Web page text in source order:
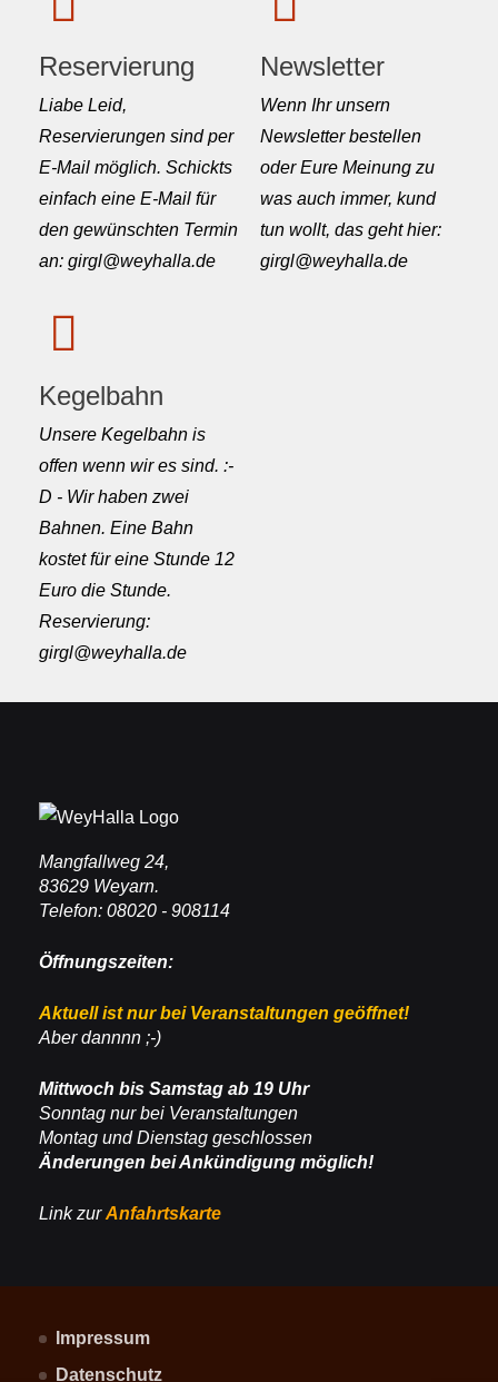
Reservierung
Liabe Leid,
Reservierungen sind per
E-Mail möglich. Schickts
einfach eine E-Mail für
den gewünschten Termin
an: girgl@weyhalla.de
Newsletter
Wenn Ihr unsern
Newsletter bestellen
oder Eure Meinung zu
was auch immer, kund
tun wollt, das geht hier:
girgl@weyhalla.de
Kegelbahn
Unsere Kegelbahn is
offen wenn wir es sind. :-
D - Wir haben zwei
Bahnen. Eine Bahn
kostet für eine Stunde 12
Euro die Stunde.
Reservierung:
girgl@weyhalla.de
Mangfallweg 24,
83629 Weyarn.
Telefon: 08020 - 908114
Öffnungszeiten:
Aktuell ist nur bei Veranstaltungen geöffnet!
Aber dannnn ;-)
Mittwoch bis Samstag ab 19 Uhr
Sonntag nur bei Veranstaltungen
Montag und Dienstag geschlossen
Änderungen bei Ankündigung möglich!
Link zurAnfahrtskarte
Impressum
Datenschutz